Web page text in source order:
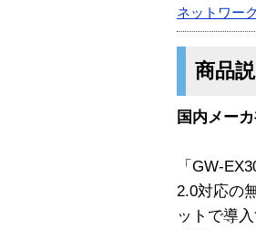
ネットワーク
商品
国内メー
「GW-
2.0対応の
ットで導